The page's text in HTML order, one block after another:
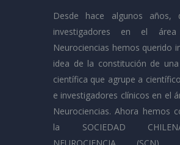
Desde hace algunos años,
investigadores en el
Neurociencias hemos querido
idea de la constitución de una
científica que agrupe a
e investigadores clínicos en el
Neurociencias. Ahora hemos
la SOCIEDAD